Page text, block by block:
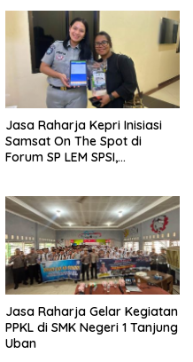
Indonesia
Jasa Raharja Kepri Inisiasi
Samsat On The Spot di
Forum SP LEM SPSI,
Cepat
Jasa Raharja Gelar Kegiatan
PPKL di SMK Negeri 1 Tanjung
Uban